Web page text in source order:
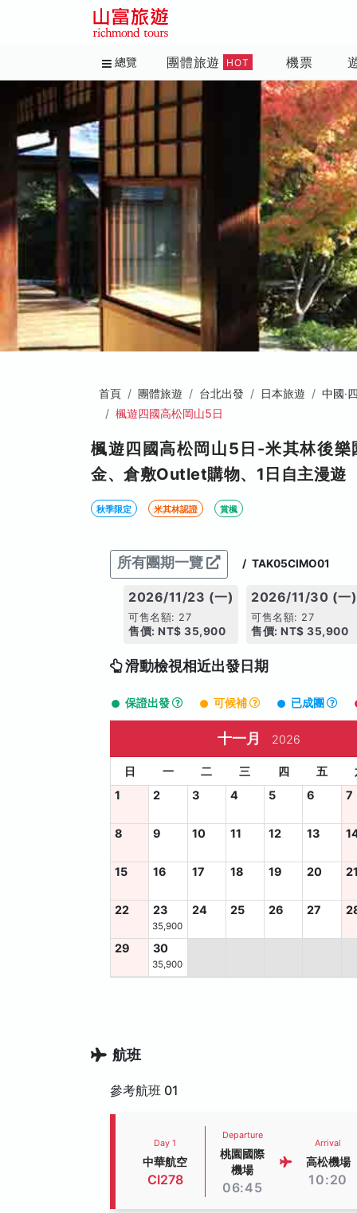
總覽 團體旅遊 HOT 機票
首頁 團體旅遊 台北出發 日本旅遊
中國‧
楓遊四國高松岡山5日
楓遊四國高松岡山5日-米其林後
金、倉敷Outlet購物、1日自主漫遊
秋季限定 米其林認證 賞楓
所有團期一覽 / TAK05CIMO01
2026/11/23 (一)
可售名額: 27
售價: NT$ 35,900
2026/11/30 (一)
可售名額: 27
售價: NT$ 35,900
滑動檢視相近出發日期
保證出發 可候補 已成團
十一月 2026
日 一 二 三 四 五
1
2 3 4 5 6 7
8 9 10 11 12 13
15 16 17 18 19 20
22 23
35,900
24 25 26 27
29 30
35,900
航班
參考航班 01
Day 1
中華航空
CI278
Departure
桃園國際
機場
06:45
Arrival
高松機場
10:20